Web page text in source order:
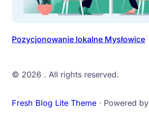
Pozycjonowanie lokalne Mysłowice
© 2026 . All rights reserved.
Fresh Blog Lite Theme ⋅ Powered by